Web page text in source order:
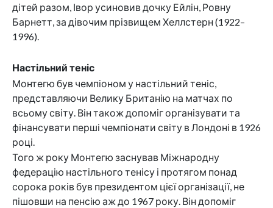
дітей разом, Івор усиновив дочку Ейлін, Ровну
Барнетт, за дівочим прізвищем Хеллстерн (1922–
1996).
Настільний теніс
Монтегю був чемпіоном у настільний теніс,
представляючи Велику Британію на матчах по
всьому світу. Він також допоміг організувати та
фінансувати перші чемпіонати світу в Лондоні в 1926
році.
Того ж року Монтегю заснував Міжнародну
федерацію настільного тенісу і протягом понад
сорока років був президентом цієї організації, не
пішовши на пенсію аж до 1967 року. Він допоміг